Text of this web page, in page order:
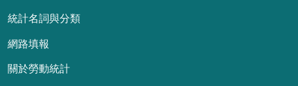
統計名詞與分類
網路填報
關於勞動統計